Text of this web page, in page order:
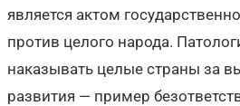
является актом
против целого народа.
наказывать целые страны за
развития — пример